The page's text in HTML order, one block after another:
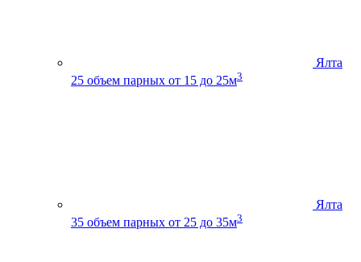
Ялта
25 объем парных от 15 до 25м3
Ялта
35 объем парных от 25 до 35м3